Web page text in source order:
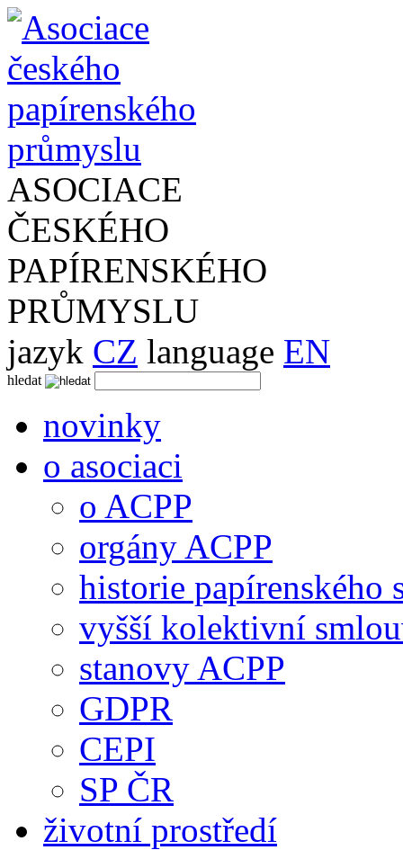
ASOCIACE
ČESKÉHO
PAPÍRENSKÉHO
PRŮMYSLU
jazyk CZ language EN
hledat
novinky
o asociaci
o ACPP
orgány ACPP
historie papírenského
vyšší kolektivní
stanovy ACPP
GDPR
CEPI
SP ČR
životní prostředí